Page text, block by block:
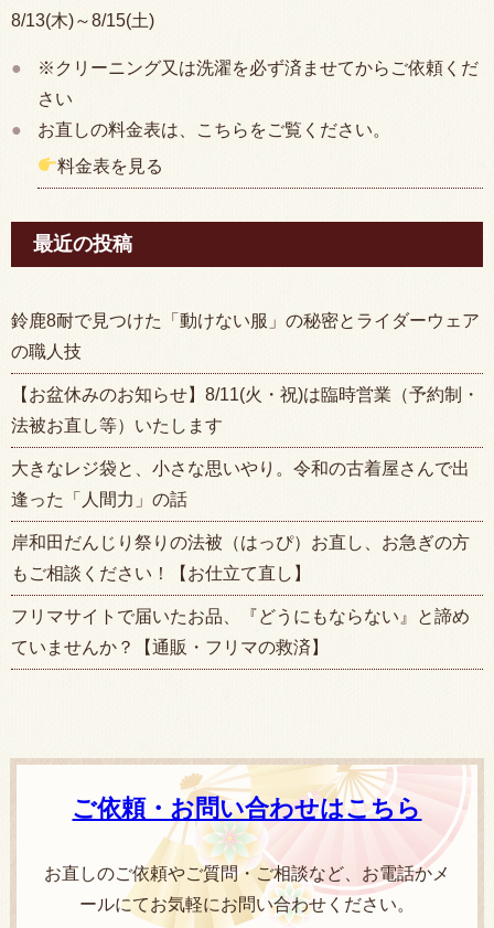
8/13(木)～8/15(土)
※クリーニング又は洗濯を必ず済ませてからご依頼くだ
さい
お直しの料金表は、こちらをご覧ください。
料金表を見る
最近の投稿
鈴鹿8耐で見つけた「動けない服」の秘密とライダーウェア
の職人技
【お盆休みのお知らせ】8/11(火・祝)は臨時営業（予約制・
法被お直し等）いたします
大きなレジ袋と、小さな思いやり。令和の古着屋さんで出
逢った「人間力」の話
岸和田だんじり祭りの法被（はっぴ）お直し、お急ぎの方
もご相談ください！【お仕立て直し】
フリマサイトで届いたお品、『どうにもならない』と諦め
ていませんか？【通販・フリマの救済】
ご依頼・お問い合わせはこちら
お直しのご依頼やご質問・ご相談など、お電話かメ
ールにてお気軽にお問い合わせください。